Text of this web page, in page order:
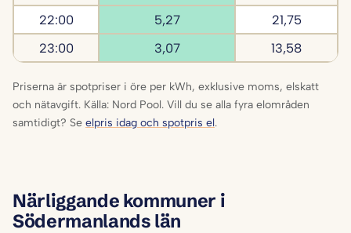
22:00
5,27
21,75
23:00
3,07 13,58
Priserna är spotpriser i öre per kWh, exklusive moms, elskatt
och nätavgift. Källa: Nord Pool. Vill du se alla fyra elområden
samtidigt? Se elpris idag och spotpris el.
Närliggande kommuner i
Södermanlands län